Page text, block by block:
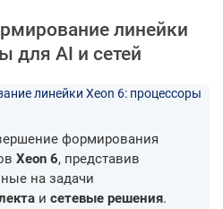
линейки
для AI и сетей
формирования
Xeon 6, представив
на задачи
и сетевые решения.